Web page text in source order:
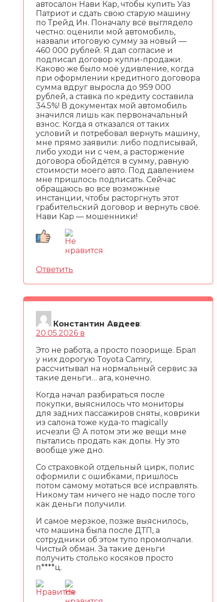
автосалон Нави Кар, чтобы купить Уаз
Патриот и сдать свою старую машину
по Трейд Ин. Поначалу всё выглядело
честно: оценили мой автомобиль,
назвали итоговую сумму за новый —
460 000 рублей. Я дал согласие и
подписал договор купли-продажи.
Каково же было моё удивление, когда
при оформлении кредитного договора
сумма вдруг выросла до 959 000
рублей, а ставка по кредиту составила
34.5%! В документах мой автомобиль
значился лишь как первоначальный
взнос. Когда я отказался от таких
условий и потребовал вернуть машину,
мне прямо заявили: либо подписывай,
либо уходи ни с чем, а расторжение
договора обойдётся в сумму, равную
стоимости моего авто. Под давлением
мне пришлось подписать. Сейчас
обращаюсь во все возможные
инстанции, чтобы расторгнуть этот
грабительский договор и вернуть своё.
Нави Кар — мошенники!
Ответить
Константин Авдеев:
20.05.2026 в
Это не работа, а просто позорище. Брал
у них дорогую Toyota Camry,
рассчитывал на нормальный сервис за
такие деньги… ага, конечно.
Когда начал разбираться после
покупки, выяснилось что мониторы
для задних пассажиров сняты, коврики
из салона тоже куда-то magically
исчезли 😐 А потом эти же вещи мне
пытались продать как допы. Ну это
вообще уже дно.
Со страховкой отдельный цирк, полис
оформили с ошибками, пришлось
потом самому мотаться всё исправлять.
Никому там ничего не надо после того
как деньги получили.
И самое мерзкое, позже выяснилось,
что машина была после ДТП, а
сотрудники об этом тупо промолчали.
Чистый обман. За такие деньги
получить столько косяков просто
п****ц.